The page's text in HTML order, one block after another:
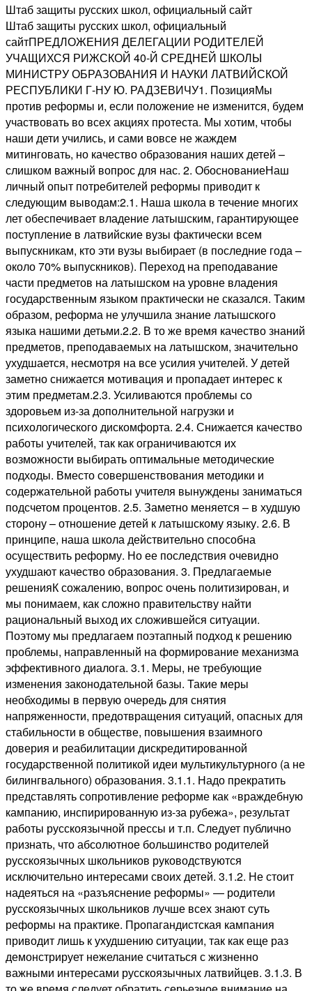
Штаб защиты русских школ, официальный сайт
Штаб защиты русских школ, официальный
сайтПРЕДЛОЖЕНИЯ ДЕЛЕГАЦИИ РОДИТЕЛЕЙ
УЧАЩИХСЯ РИЖСКОЙ 40-Й СРЕДНЕЙ ШКОЛЫ
МИНИСТРУ ОБРАЗОВАНИЯ И НАУКИ ЛАТВИЙСКОЙ
РЕСПУБЛИКИ Г-НУ Ю. РАДЗЕВИЧУ1. ПозицияМы
против реформы и, если положение не изменится, будем
участвовать во всех акциях протеста. Мы хотим, чтобы
наши дети учились, и сами вовсе не жаждем
митинговать, но качество образования наших детей –
слишком важный вопрос для нас. 2. ОбоснованиеНаш
личный опыт потребителей реформы приводит к
следующим выводам:2.1. Наша школа в течение многих
лет обеспечивает владение латышским, гарантирующее
поступление в латвийские вузы фактически всем
выпускникам, кто эти вузы выбирает (в последние года –
около 70% выпускников). Переход на преподавание
части предметов на латышском на уровне владения
государственным языком практически не сказался. Таким
образом, реформа не улучшила знание латышского
языка нашими детьми.2.2. В то же время качество знаний
предметов, преподаваемых на латышском, значительно
ухудшается, несмотря на все усилия учителей. У детей
заметно снижается мотивация и пропадает интерес к
этим предметам.2.3. Усиливаются проблемы со
здоровьем из-за дополнительной нагрузки и
психологического дискомфорта. 2.4. Снижается качество
работы учителей, так как ограничиваются их
возможности выбирать оптимальные методические
подходы. Вместо совершенствования методики и
содержательной работы учителя вынуждены заниматься
подсчетом процентов. 2.5. Заметно меняется – в худшую
сторону – отношение детей к латышскому языку. 2.6. В
принципе, наша школа действительно способна
осуществить реформу. Но ее последствия очевидно
ухудшают качество образования. 3. Предлагаемые
решенияК сожалению, вопрос очень политизирован, и
мы понимаем, как сложно правительству найти
рациональный выход их сложившейся ситуации.
Поэтому мы предлагаем поэтапный подход к решению
проблемы, направленный на формирование механизма
эффективного диалога. 3.1. Меры, не требующие
изменения законодательной базы. Такие меры
необходимы в первую очередь для снятия
напряженности, предотвращения ситуаций, опасных для
стабильности в обществе, повышения взаимного
доверия и реабилитации дискредитированной
государственной политикой идеи мультикультурного (а не
билингвального) образования. 3.1.1. Надо прекратить
представлять сопротивление реформе как «враждебную
кампанию, инспирированную из-за рубежа», результат
работы русскоязычной прессы и т.п. Следует публично
признать, что абсолютное большинство родителей
русскоязычных школьников руководствуются
исключительно интересами своих детей. 3.1.2. Не стоит
надеяться на «разъяснение реформы» — родители
русскоязычных школьников лучше всех знают суть
реформы на практике. Пропагандистская кампания
приводит лишь к ухудшению ситуации, так как еще раз
демонстрирует нежелание считаться с жизненно
важными интересами русскоязычных латвийцев. 3.1.3. В